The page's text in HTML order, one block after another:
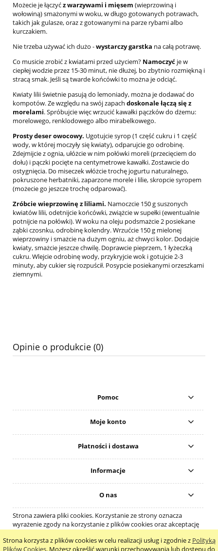
Strona korzysta z plików cookies w celu realizacji usług i zgodnie z Polityką
Plików Cookies. Możesz określić warunki przechowywania lub dostępu do
Możecie je łączyćz warzywami i mięsem (wieprzowiną i
wołowiną) smażonymi w woku, w długo gotowanych potrawach,
takich jak gulasze, oraz z gotowanymi na parze rybami albo
kurczakiem.
Nie trzeba używać ich dużo -wystarczy garstka na całą potrawę.
Co musicie zrobić z kwiatami przed użyciem? Namoczyć je w
ciepłej wodzie przez 15-30 minut, nie dłużej, bo zbytnio rozmiękną i
stracą smak. Jeśli są twarde końcówki to można je odciąć.
Kwiaty lilii świetnie pasują do lemoniady, można je dodawać do
kompotów. Ze względu na swój zapach doskonale łączą się z
morelami. Spróbujcie więc wrzucić kawałki pączków do dżemu:
morelowego, renklodowego albo mirabelkowego.
Prosty deser owocowy. Ugotujcie syrop (1 część cukru i 1 część
wody, w której moczyły się kwiaty), odparujcie go odrobinę.
Zdejmijcie z ognia, ułóżcie w nim połówki moreli (przecięciem do
dołu) i pączki pocięte na centymetrowe kawałki. Zostawcie do
ostygnięcia. Do miseczek włóżcie trochę jogurtu naturalnego,
pokruszone herbatniki, zaparzone morele i lilie, skropcie syropem
(możecie go jeszcze trochę odparować).
Zróbcie wieprzowinę z liliami. Namoczcie 150 g suszonych
kwiatów lilii, odetnijcie końcówki, zwiążcie w supełki (ewentualnie
potnijcie na połówki). W woku na oleju podsmażcie 2 posiekane
ząbki czosnku, odrobinę kolendry. Wrzućcie 150 g mielonej
wieprzowiny i smażcie na dużym ogniu, aż chwyci kolor. Dodajcie
kwiaty, smażcie jeszcze chwilę. Doprawcie pieprzem, 1 łyżeczką
cukru. Wlejcie odrobinę wody, przykryjcie wok i gotujcie 2-3
minuty, aby cukier się rozpuścił. Posypcie posiekanymi orzeszkami
ziemnymi.
Opinie o produkcie (0)
Pomoc
Moje konto
Płatności i dostawa
Informacje
O nas
Strona zawiera pliki cookies. Korzystanie ze strony oznacza
wyrażenie zgody na korzystanie z plików cookies oraz akceptację
pokaż pełną wersję strony